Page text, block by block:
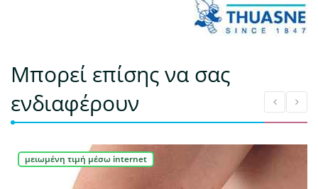
Μπορεί επίσης να σας
ενδιαφέρουν
μειωμένη τιμή μέσω internet